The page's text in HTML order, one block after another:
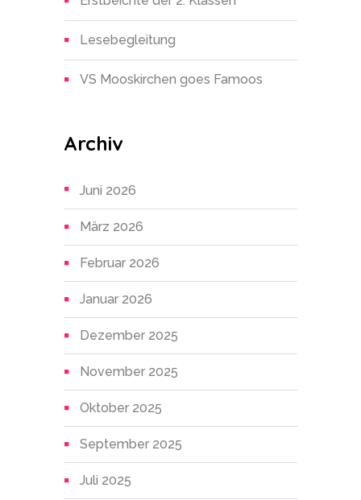
Lesebegleitung
VS Mooskirchen goes Famoos
Archiv
Juni 2026
März 2026
Februar 2026
Januar 2026
Dezember 2025
November 2025
Oktober 2025
September 2025
Juli 2025